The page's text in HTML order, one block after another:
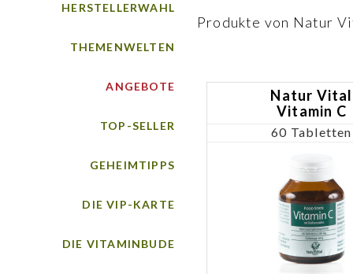
HERSTELLERWAHL
THEMENWELTEN
ANGEBOTE
TOP-SELLER
GEHEIMTIPPS
DIE VIP-KARTE
DIE VITAMINBUDE
Produkte von Natur
Natur Vital
Vitamin C
60 Tabletten